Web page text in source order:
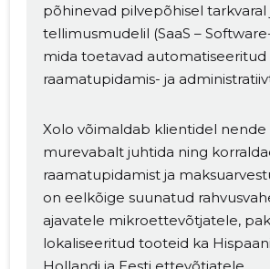
põhinevad pilvepõhisel tarkvaral
tellimusmudelil (SaaS –
mida toetavad automatiseeritud
raamatupidamis- ja
Xolo võimaldab klientidel nende
murevabalt juhtida ning
raamatupidamist ja
on eelkõige suunatud
ajavatele mikroettevõtjatele,
lokaliseeritud tooteid ka